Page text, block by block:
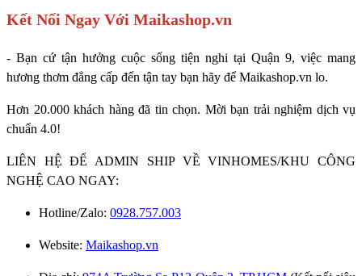
Kết Nối Ngay Với Maikashop.vn
- Bạn cứ tận hưởng cuộc sống tiện nghi tại Quận 9, việc mang
hương thơm đẳng cấp đến tận tay bạn hãy để Maikashop.vn lo.
Hơn 20.000 khách hàng đã tin chọn. Mời bạn trải nghiệm dịch vụ
chuẩn 4.0!
LIÊN HỆ ĐỂ ADMIN SHIP VỀ VINHOMES/KHU CÔNG
NGHỆ CAO NGAY:
Hotline/Zalo: 0928.757.003
Website: Maikashop.vn